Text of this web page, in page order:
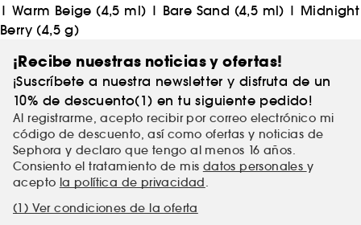
| Warm Beige (4,5 ml) | Bare Sand (4,5 ml) | Midnight
Berry (4,5 g)
¡Recibe nuestras noticias y ofertas!
¡Suscríbete a nuestra newsletter y disfruta de un
10% de descuento(1) en tu siguiente pedido!
Al registrarme, acepto recibir por correo electrónico mi
código de descuento, así como ofertas y noticias de
Sephora y declaro que tengo al menos 16 años.
Consiento el tratamiento de mis datos personales y
acepto la política de privacidad.
(1) Ver condiciones de la oferta